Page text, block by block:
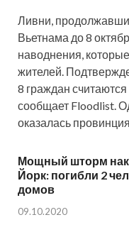
Ливни,
Вьетнама до 8
наводнения,
жителей.
8 граждан
сообщает Floodlist.
оказалась провинция
Мощный шторм
Йорк: погибли 2
домов
09.10.2020